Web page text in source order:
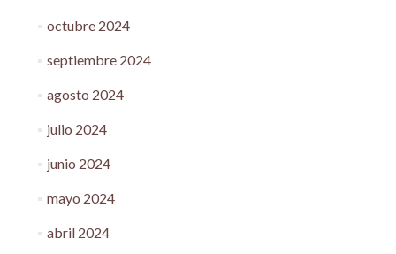
octubre 2024
septiembre 2024
agosto 2024
julio 2024
junio 2024
mayo 2024
abril 2024